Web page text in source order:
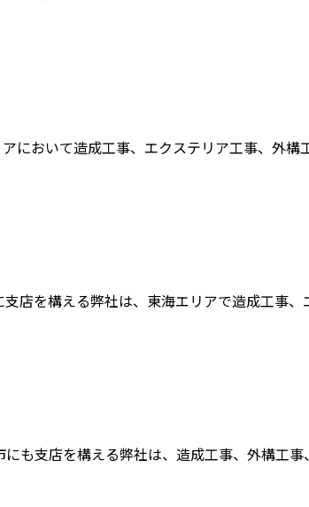
において造成工事、エクステリア工事、外構
店を構える弊社は、東海エリアで造成工事、
も支店を構える弊社は、造成工事、外構工